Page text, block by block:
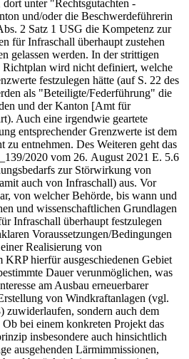
unter "Rechtsgutachten -
und/oder die Beschwerdeführerin
2 Satz 1 USG die Kompetenz zur
für Infraschall überhaupt zustehen
gelassen werden. In der strittigen
Richtplan wird nicht definiert, welche
festzulegen hätte (auf S. 22 des
als "Beteiligte/Federführung" die
und der Kanton [Amt für
Auch eine irgendwie geartete
entsprechender Grenzwerte ist dem
entnehmen. Des Weiteren geht das
2020 vom 26. August 2021 E. 5.6
zur Störwirkung von
auch von In­fraschall) aus. Vor
von welcher Behörde, bis wann und
und wissenschaftlichen Grundlagen
Infraschall überhaupt festzulegen
Voraussetzungen/Bedingungen
Realisierung von
hierfür ausgeschiedenen Gebiet
Dauer verunmöglichen, was
am Ausbau erneuerbarer
von Windkraftanlagen (vgl.
sondern auch dem
bei einem konkreten Projekt das
insbesondere auch hinsichtlich
ausgehenden Lärmimmissionen,